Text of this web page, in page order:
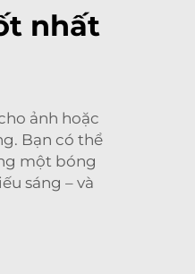
nhất
ảnh hoặc
Bạn có thể
một bóng
sáng – và